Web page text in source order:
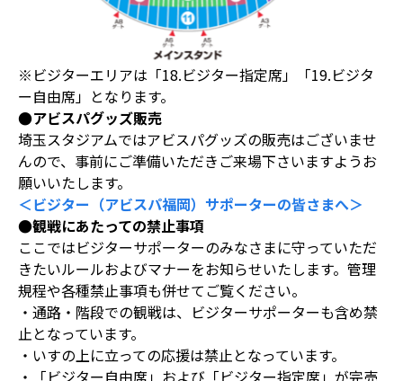
※ビジターエリアは「18.ビジター指定席」「19.ビジタ
ー自由席」となります。
●アビスパグッズ販売
埼玉スタジアムではアビスパグッズの販売はございませ
んので、事前にご準備いただきご来場下さいますようお
願いいたします。
＜ビジター（アビスパ福岡）サポーターの皆さまへ＞
●観戦にあたっての禁止事項
ここではビジターサポーターのみなさまに守っていただ
きたいルールおよびマナーをお知らせいたします。管理
規程や各種禁止事項も併せてご覧ください。
・通路・階段での観戦は、ビジターサポーターも含め禁
止となっています。
・いすの上に立っての応援は禁止となっています。
・「ビジター自由席」および「ビジター指定席」が完売